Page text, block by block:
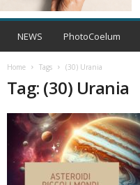
C
s
t
r
o
n
NEWS PhotoCoelum
Home Tags (30) Urania
Tag: (30) Urania